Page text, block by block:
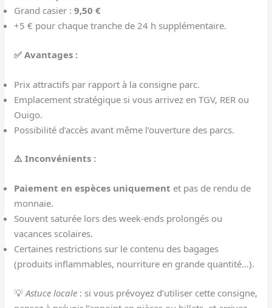
Grand casier :9,50 €
+5 € pour chaque tranche de 24 h supplémentaire.
✅ Avantages :
Prix attractifs par rapport à la consigne parc.
Emplacement stratégique si vous arrivez en TGV, RER ou
Ouigo.
Possibilité d’accès avant même l’ouverture des parcs.
⚠️ Inconvénients :
Paiement en espèces uniquement et pas de rendu de
monnaie.
Souvent saturée lors des week-ends prolongés ou
vacances scolaires.
Certaines restrictions sur le contenu des bagages
(produits inflammables, nourriture en grande quantité…).
💡Astuce locale : si vous prévoyez d’utiliser cette consigne,